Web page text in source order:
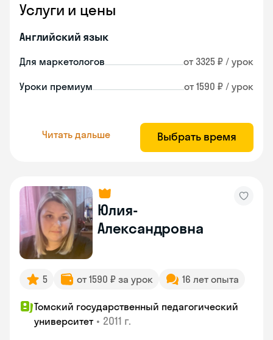
Услуги и цены
Английский язык
Для маркетологов от 3325 ₽ / урок
Уроки премиум от 1590 ₽ / урок
Читать дальше Выбрать время
Юлия-
Александровна
5 от 1590 ₽ за урок 16 лет опыта
Томский государственный педагогический
университет • 2011 г.